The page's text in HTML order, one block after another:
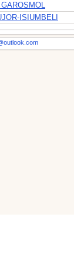
ISIUMBELI